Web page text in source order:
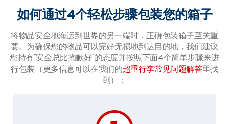
如何通过4个轻松步骤包装您的箱子
将物品安全地海运到世界的另一端时，正确包装箱子至关重
要。为确保您的物品可以完好无损地到达目的地，我们建议
您持有"安全总比抱歉好"的态度并按照下面4个简单步骤来进
行包装（更多信息可以在我们的超重行李常见问题解答里找
到）：